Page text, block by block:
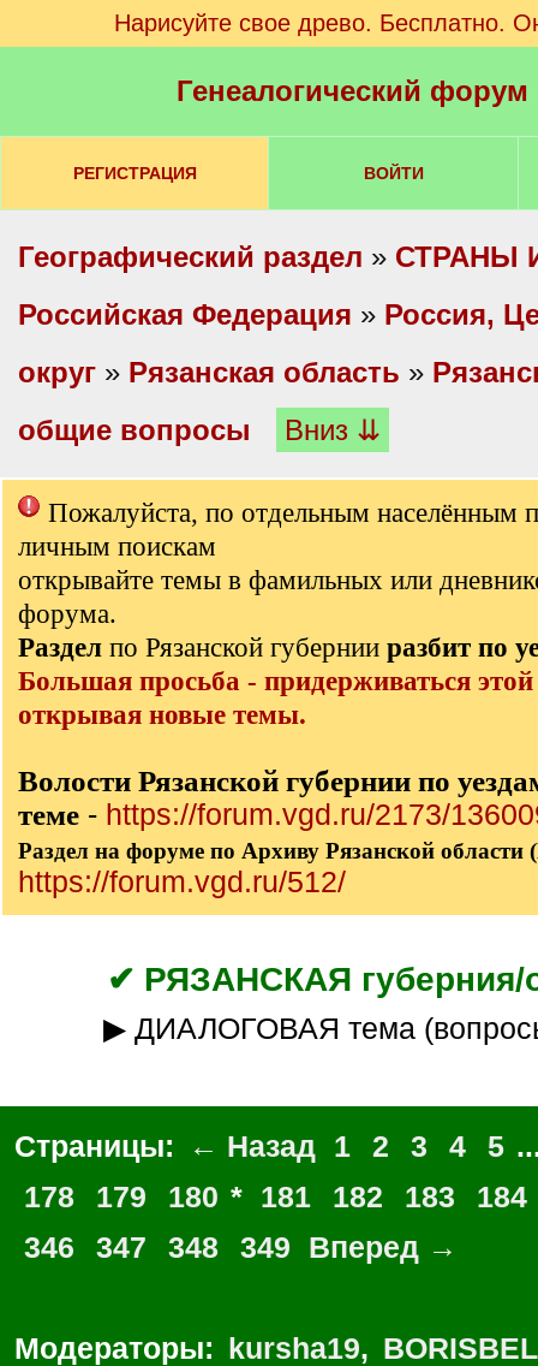
Нарисуйте свое древо. Бесплатно.
Генеалогический
РЕГИСТРАЦИЯ ВОЙТИ
Географический раздел » СТРАНЫ
Российская Федерация » Россия,
округ » Рязанская область »
общие вопросы
Вниз ⇊
Пожалуйста, по отдельным населённым
личным поискам
открывайте темы в фамильных или
форума.
Раздел по Рязанской губернии разбит по
Большая просьба - придерживаться
открывая новые темы.
Волости Рязанской губернии по
теме - https://forum.vgd.ru/2173/
Раздел на форуме по Архиву Рязанской
https://forum.vgd.ru/512/
✔ РЯЗАНСКАЯ губерния/
▶ ДИАЛОГОВАЯ тема
Страницы: ← Назад 1 2 3 4 5
178
179 180 * 181 182 183 184
346
347 348 349 Вперед →
Модераторы: kursha19, BORISBEL